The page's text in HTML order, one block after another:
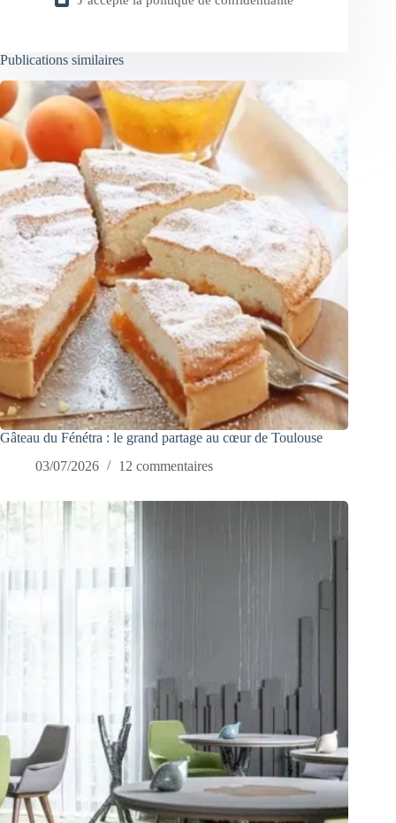
Publications similaires
Gâteau du Fénétra : le grand partage au cœur de Toulouse
03/07/2026
12 commentaires